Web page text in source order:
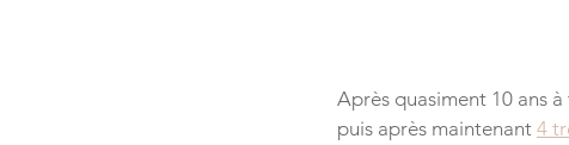
Après quasiment 10 ans
puis après maintenant 4